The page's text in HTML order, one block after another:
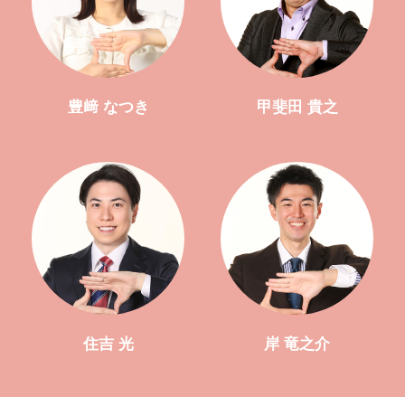
豊﨑 なつき 甲斐田 貴之
住吉 光 岸 竜之介